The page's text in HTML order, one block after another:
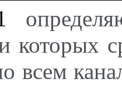
которых
всем